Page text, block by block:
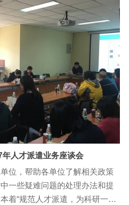
人才派遣业务座谈会
位，帮助各单位了解相关政策
一些疑难问题的处理办法和提
着“规范人才派遣，为科研一线